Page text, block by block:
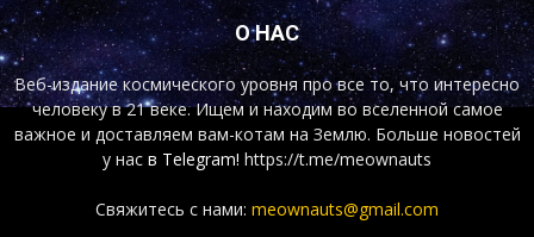
О НАС
Веб-издание космического уровня про все то, что интересно
человеку в 21 веке. Ищем и находим во вселенной самое
важное и доставляем вам-котам на Землю. Больше новостей
у нас в Telegram! https://t.me/meownauts
Свяжитесь с нами: meownauts@gmail.com